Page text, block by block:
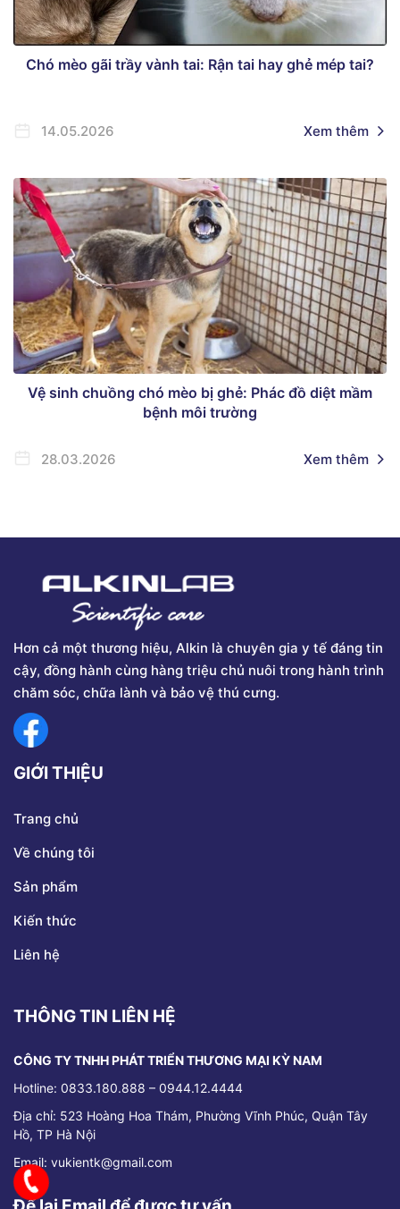
Chó mèo gãi trầy vành tai: Rận tai hay ghẻ mép tai?
14.05.2026 Xem thêm
Vệ sinh chuồng chó mèo bị ghẻ: Phác đồ diệt mầm
bệnh môi trường
28.03.2026 Xem thêm
Hơn cả một thương hiệu, Alkin là chuyên gia y tế đáng tin
cậy, đồng hành cùng hàng triệu chủ nuôi trong hành trình
chăm sóc, chữa lành và bảo vệ thú cưng.
GIỚI THIỆU
Trang chủ
Về chúng tôi
Sản phẩm
Kiến thức
Liên hệ
THÔNG TIN LIÊN HỆ
CÔNG TY TNHH PHÁT TRIỂN THƯƠNG MẠI KỲ NAM
Hotline: 0833.180.888 – 0944.12.4444
Địa chỉ: 523 Hoàng Hoa Thám, Phường Vĩnh Phúc, Quận Tây
Hồ, TP Hà Nội
Email: vukientk@gmail.com